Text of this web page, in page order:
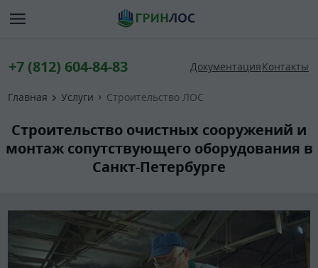
+7 (812) 604-84-83 ДокументацияКонтакты
Главная Услуги Строительство ЛОС
Строительство очистных сооружений и
монтаж сопутствующего оборудования в
Санкт-Петербурге